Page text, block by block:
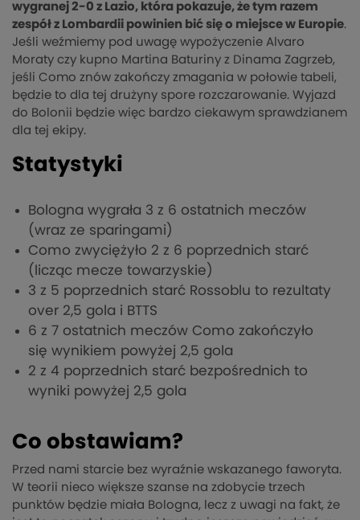
wygranej 2-0 z Lazio, która pokazuje, że tym razem
zespół z Lombardii powinien bić się o miejsce w Europie.
Jeśli weźmiemy pod uwagę wypożyczenie Alvaro
Moraty czy kupno Martina Baturiny z Dinama Zagrzeb,
jeśli Como znów zakończy zmagania w połowie tabeli,
będzie to dla tej drużyny spore rozczarowanie. Wyjazd
do Bolonii będzie więc bardzo ciekawym sprawdzianem
dla tej ekipy.
Statystyki
Bologna wygrała 3 z 6 ostatnich meczów
(wraz ze sparingami)
Como zwyciężyło 2 z 6 poprzednich starć
(licząc mecze towarzyskie)
3 z 5 poprzednich starć Rossoblu to rezultaty
over 2,5 gola i BTTS
6 z 7 ostatnich meczów Como zakończyło
się wynikiem powyżej 2,5 gola
2 z 4 poprzednich starć bezpośrednich to
wyniki powyżej 2,5 gola
Co obstawiam?
Przed nami starcie bez wyraźnie wskazanego faworyta.
W teorii nieco większe szanse na zdobycie trzech
punktów będzie miała Bologna, lecz z uwagi na fakt, że